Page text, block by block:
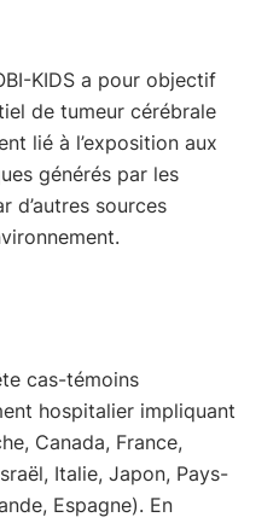
KIDS a pour objectif
de tumeur cérébrale
lié à l’exposition aux
générés par les
d’autres sources
cas-témoins
hospitalier impliquant
Canada, France,
Italie, Japon, Pays-
Espagne). En